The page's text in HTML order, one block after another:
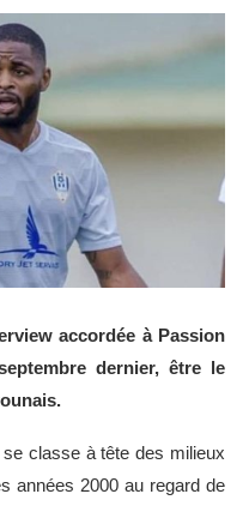
accordée à Passion
dernier, être le
se classe à tête des milieux
années 2000 au regard de